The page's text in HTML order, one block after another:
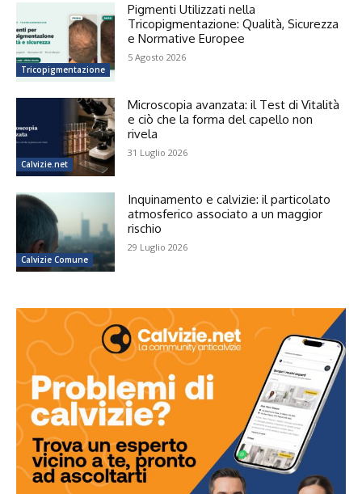
Tricopigmentazione
Pigmenti Utilizzati nella
Tricopigmentazione: Qualità, Sicurezza
e Normative Europee
5 Agosto 2026
Calvizie.net
Microscopia avanzata: il Test di Vitalità
e ciò che la forma del capello non
rivela
31 Luglio 2026
Calvizie Comune
Inquinamento e calvizie: il particolato
atmosferico associato a un maggior
rischio
29 Luglio 2026